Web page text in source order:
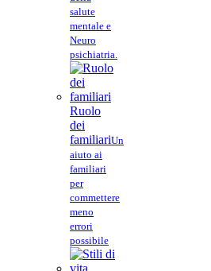
salute
mentale e
Neuro
psichiatria.
Ruolo
dei
familiariUn
aiuto ai
familiari
per
commettere
meno
errori
possibile